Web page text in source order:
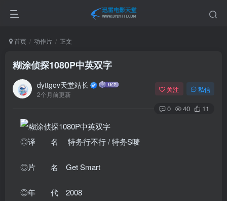
首页 动作片 正文
糊涂侦探1080P中英双字
dyttgov天堂站长
2个月前更新
关注 私信
0 40 11
◎译 名 特务行不行 / 特务S唛
◎片 名 Get Smart
◎年 代 2008